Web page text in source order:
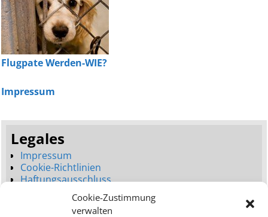
Cookie-Zustimmung
verwalten
Flugpate Werden-WIE?
Impressum
Legales
Impressum
Cookie-Richtlinien
Haftungsausschluss
Datenschutzerklärung
Seitenbaum